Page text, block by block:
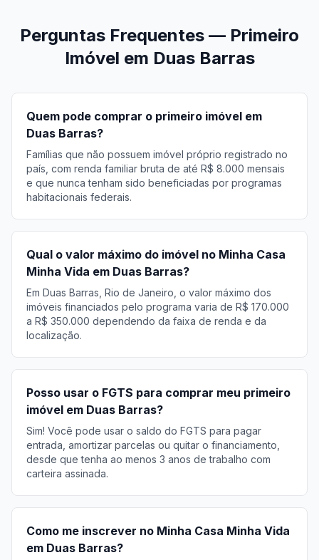
Perguntas Frequentes — Primeiro
Imóvel em Duas Barras
Quem pode comprar o primeiro imóvel em
Duas Barras?
Famílias que não possuem imóvel próprio registrado no
país, com renda familiar bruta de até R$ 8.000 mensais
e que nunca tenham sido beneficiadas por programas
habitacionais federais.
Qual o valor máximo do imóvel no Minha Casa
Minha Vida em Duas Barras?
Em Duas Barras, Rio de Janeiro, o valor máximo dos
imóveis financiados pelo programa varia de R$ 170.000
a R$ 350.000 dependendo da faixa de renda e da
localização.
Posso usar o FGTS para comprar meu primeiro
imóvel em Duas Barras?
Sim! Você pode usar o saldo do FGTS para pagar
entrada, amortizar parcelas ou quitar o financiamento,
desde que tenha ao menos 3 anos de trabalho com
carteira assinada.
Como me inscrever no Minha Casa Minha Vida
em Duas Barras?